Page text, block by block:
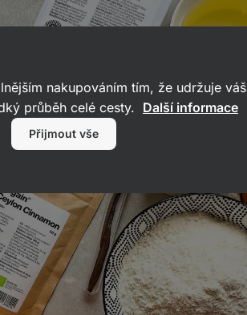
nakupováním tím, že udržuje váš
průběh celé cesty. Další informace
Přijmout vše